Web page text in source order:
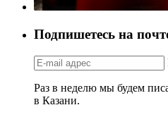
Подпишетесь на
Раз в неделю мы будем
в Казани.